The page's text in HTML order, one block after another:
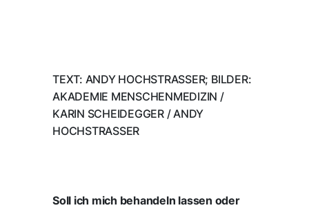
TEXT: ANDY HOCHSTRASSER; BILDER:
AKADEMIE MENSCHENMEDIZIN /
KARIN SCHEIDEGGER / ANDY
HOCHSTRASSER
Soll ich mich behandeln lassen oder